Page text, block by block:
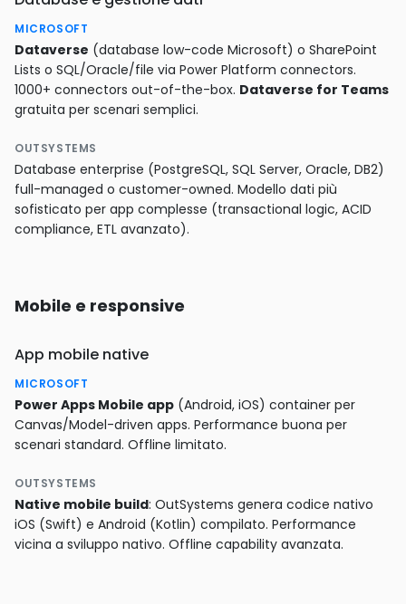
MICROSOFT
Dataverse (database low-code Microsoft) o SharePoint
Lists o SQL/Oracle/file via Power Platform connectors.
1000+ connectors out-of-the-box. Dataverse for Teams
gratuita per scenari semplici.
OUTSYSTEMS
Database enterprise (PostgreSQL, SQL Server, Oracle, DB2)
full-managed o customer-owned. Modello dati più
sofisticato per app complesse (transactional logic, ACID
compliance, ETL avanzato).
Mobile e responsive
App mobile native
MICROSOFT
Power Apps Mobile app (Android, iOS) container per
Canvas/Model-driven apps. Performance buona per
scenari standard. Offline limitato.
OUTSYSTEMS
Native mobile build: OutSystems genera codice nativo
iOS (Swift) e Android (Kotlin) compilato. Performance
vicina a sviluppo nativo. Offline capability avanzata.